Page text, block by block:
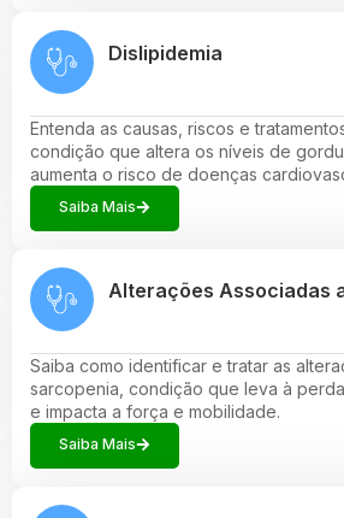
Dislipidemia
Entenda as causas, riscos e
condição que altera os níveis de
aumenta o risco de doenças
Saiba Mais
Alterações Associadas
Saiba como identificar e tratar as
sarcopenia, condição que leva à
e impacta a força e mobilidade.
Saiba Mais